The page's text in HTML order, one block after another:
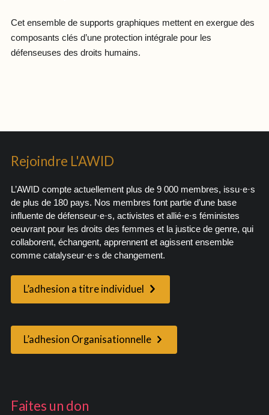
Cet ensemble de supports graphiques mettent en exergue des
composants clés d’une protection intégrale pour les
défenseuses des droits humains.
Rejoindre L'AWID
L’AWID compte actuellement plus de 9 000 membres, issu·e·s
de plus de 180 pays. Nos membres font partie d’une base
influente de défenseur·e·s, activistes et allié·e·s féministes
oeuvrant pour les droits des femmes et la justice de genre, qui
collaborent, échangent, apprennent et agissent ensemble
comme catalyseur·e·s de changement.
L’adhesion a titre individuel
L’adhesion Organisationnelle
Faites un don